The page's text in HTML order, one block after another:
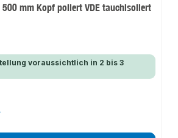
500 mm Kopf poliert VDE tauchisoliert
voraussichtlich in 2 bis 3